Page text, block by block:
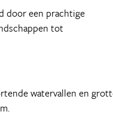
door een prachtige
tot
watervallen en